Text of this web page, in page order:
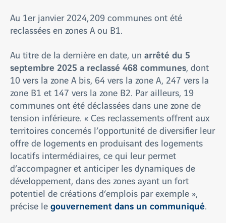
Au 1er janvier 2024, 209 communes ont été
reclassées en zones A ou B1.
Au titre de la dernière en date, un arrêté du 5
septembre 2025 a reclassé 468 communes, dont
10 vers la zone A bis, 64 vers la zone A, 247 vers la
zone B1 et 147 vers la zone B2. Par ailleurs, 19
communes ont été déclassées dans une zone de
tension inférieure. « Ces reclassements offrent aux
territoires concernés l’opportunité de diversifier leur
offre de logements en produisant des logements
locatifs intermédiaires, ce qui leur permet
d’accompagner et anticiper les dynamiques de
développement, dans des zones ayant un fort
potentiel de créations d’emplois par exemple »,
précise legouvernement dans un communiqué.